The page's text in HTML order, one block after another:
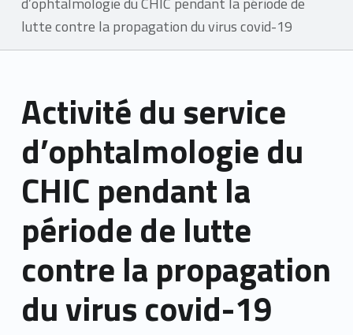
lutte contre la propagation du virus covid-19
Activité du service
d’ophtalmologie du
CHIC pendant la
période de lutte
contre la propagation
du virus covid-19